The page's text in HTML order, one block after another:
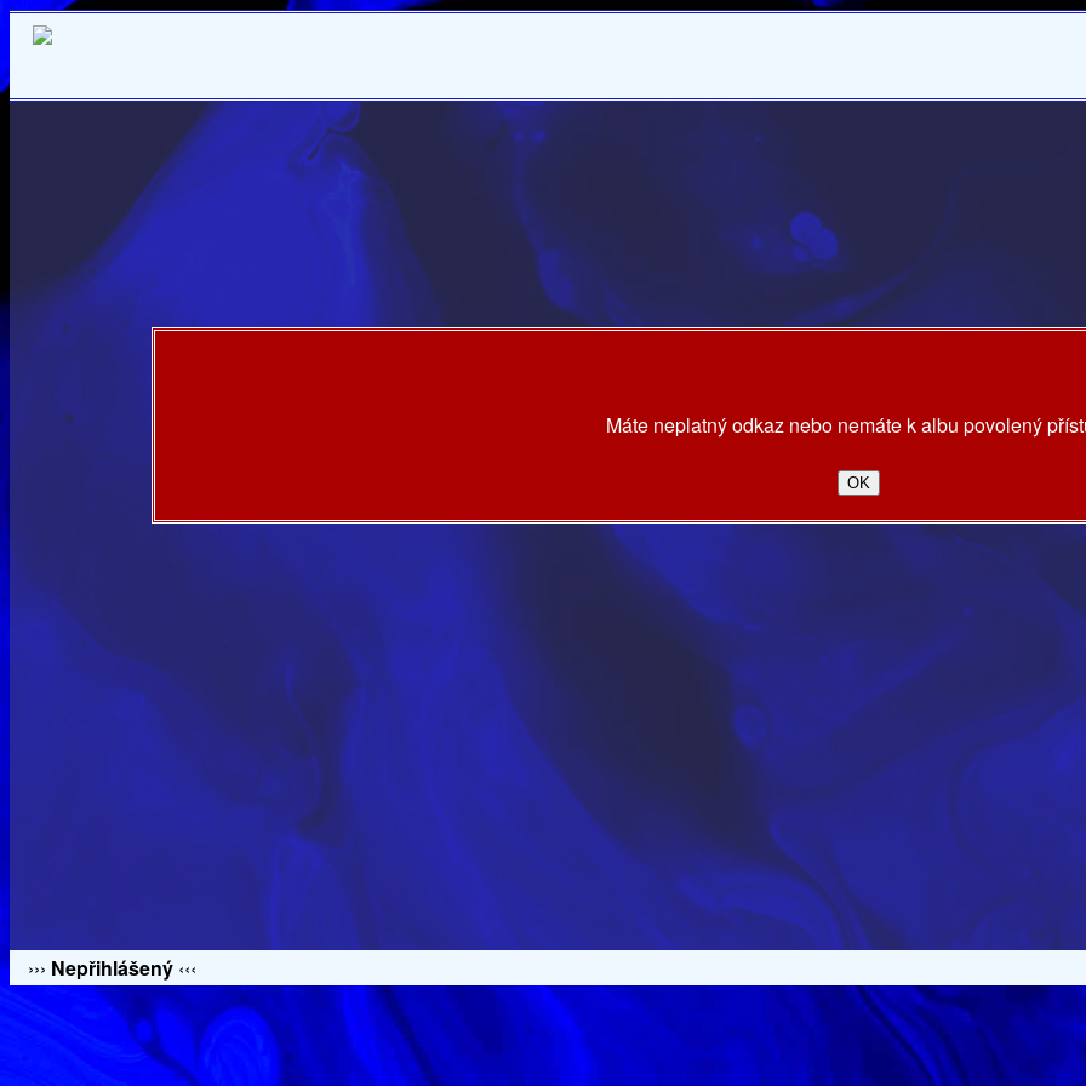
Máte neplatný odkaz nebo nemáte k albu povolený
››› Nepřihlášený ‹‹‹